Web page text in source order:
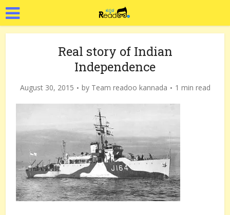
Real story of Indian
Independence
August 30, 2015 by Team readoo kannada 1 min read